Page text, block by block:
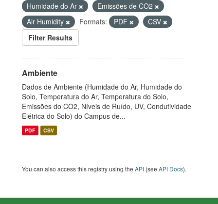
Humidade do Ar
Emissões de CO2
Air Humidity
Formats: PDF
CSV
Filter Results
Ambiente
Dados de Ambiente (Humidade do Ar, Humidade do
Solo, Temperatura do Ar, Temperatura do Solo,
Emissões do CO2, Níveis de Ruído, UV, Condutividade
Elétrica do Solo) do Campus de...
PDF CSV
You can also access this registry using the API (see API Docs).